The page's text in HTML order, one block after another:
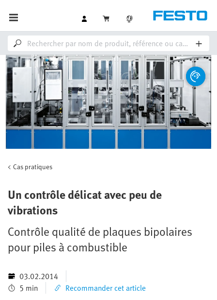
Cas pratiques
Un contrôle délicat avec peu de
vibrations
Contrôle qualité de plaques bipolaires
pour piles à combustible
03.02.2014
5 min
Recommander cet article